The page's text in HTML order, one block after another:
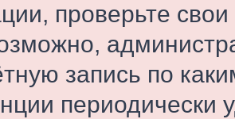
проверьте
запись по
периодически